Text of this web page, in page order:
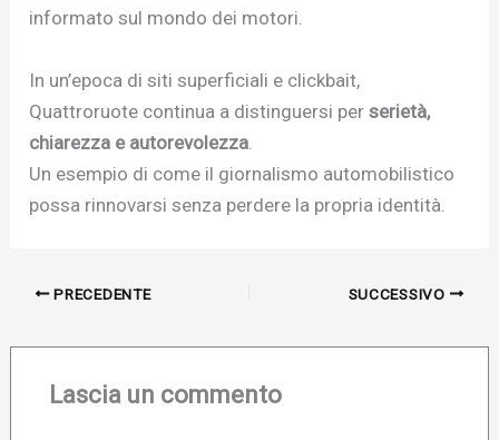
informato sul mondo dei motori.
In un’epoca di siti superficiali e clickbait,
Quattroruote continua a distinguersi perserietà,
chiarezza e autorevolezza
Un esempio di come il giornalismo automobilistico
possa rinnovarsi senza perdere la propria identità.
PRECEDENTE SUCCESSIVO
Lascia un commento